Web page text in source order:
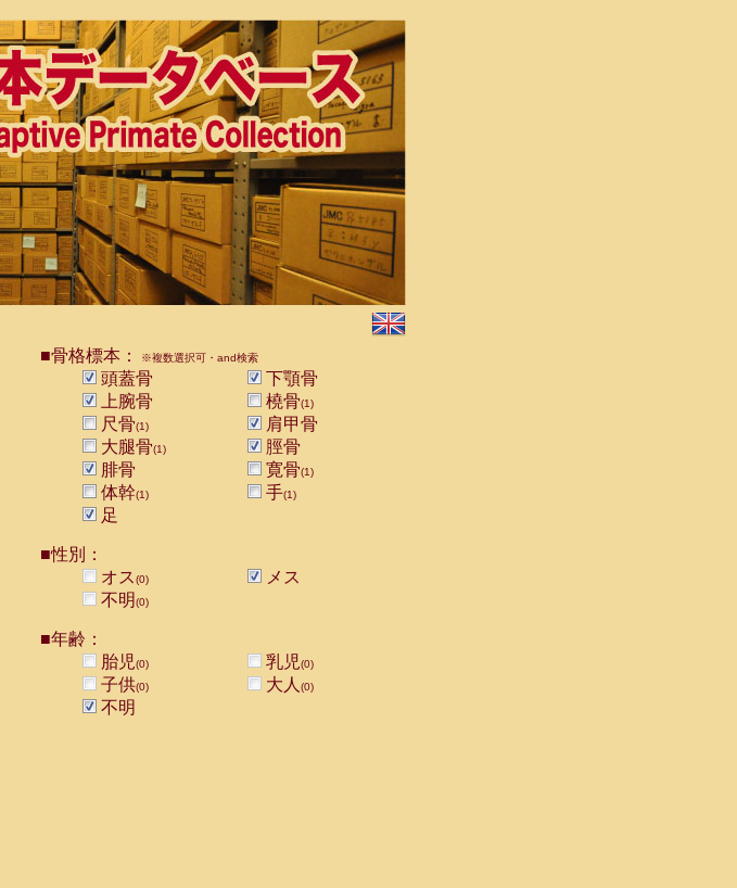
■骨格標本： ※複数選択可・and検索
頭蓋骨
下顎骨
上腕骨
橈骨(1)
尺骨(1)
肩甲骨
大腿骨(1)
脛骨
腓骨
寛骨(1)
体幹(1) 手(1)
足
■性別：
オス(0)
メス
不明(0)
■年齢：
胎児(0) 乳児(0)
子供(0) 大人 (0)
不明